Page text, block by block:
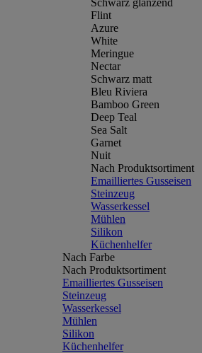
Schwarz glänzend
Flint
Azure
White
Meringue
Nectar
Schwarz matt
Bleu Riviera
Bamboo Green
Deep Teal
Sea Salt
Garnet
Nuit
Nach Produktsortiment
Emailliertes Gusseisen
Steinzeug
Wasserkessel
Mühlen
Silikon
Küchenhelfer
Nach Farbe
Nach Produktsortiment
Emailliertes Gusseisen
Steinzeug
Wasserkessel
Mühlen
Silikon
Küchenhelfer